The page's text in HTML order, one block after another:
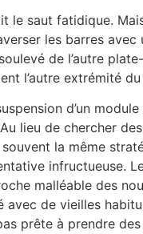
saut fatidique.
les barres avec
de l’autre
l’autre extrémité
d’un
lieu de chercher
la même
infructueuse.
malléable des
de vieilles
prête à prendre